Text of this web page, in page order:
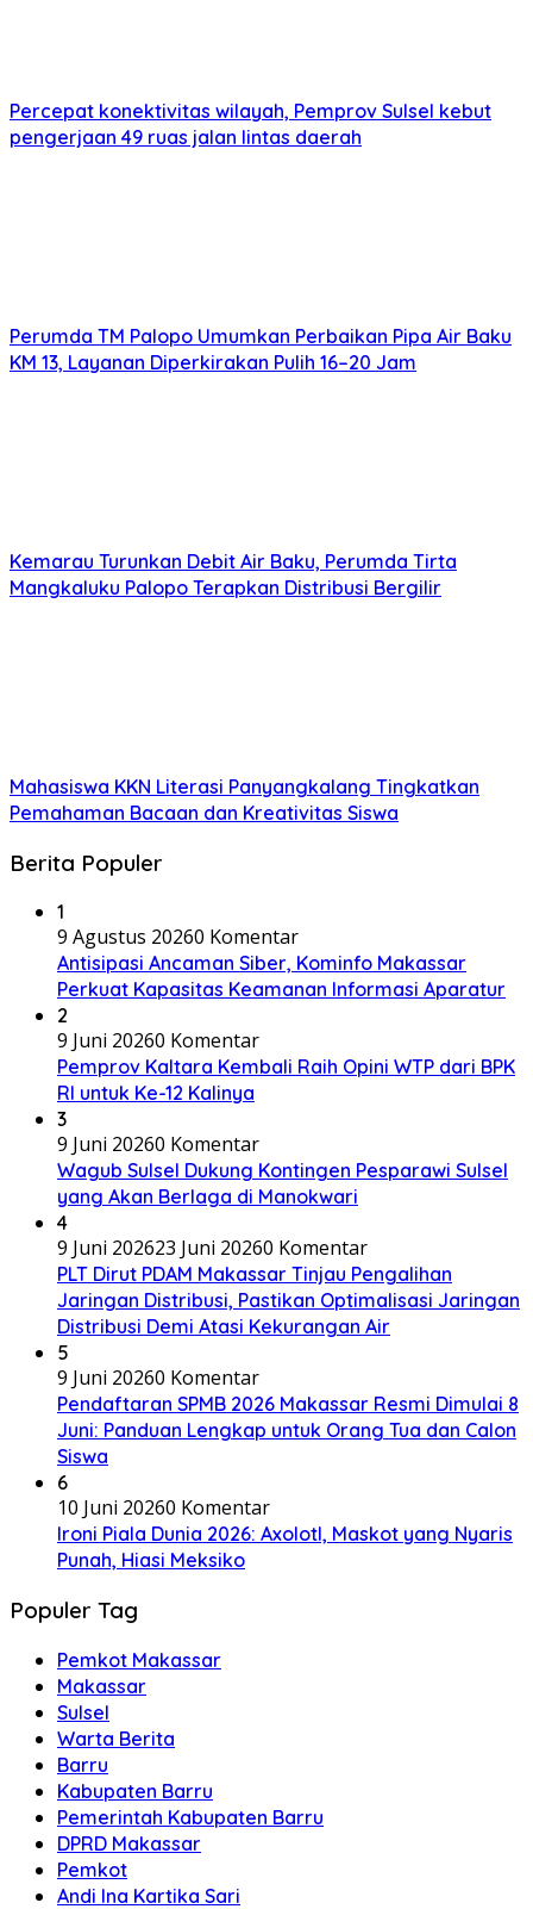
Percepat konektivitas wilayah, Pemprov Sulsel kebut
pengerjaan 49 ruas jalan lintas daerah
Perumda TM Palopo Umumkan Perbaikan Pipa Air Baku
KM 13, Layanan Diperkirakan Pulih 16–20 Jam
Kemarau Turunkan Debit Air Baku, Perumda Tirta
Mangkaluku Palopo Terapkan Distribusi Bergilir
Mahasiswa KKN Literasi Panyangkalang Tingkatkan
Pemahaman Bacaan dan Kreativitas Siswa
Berita Populer
1
9 Agustus 20260 Komentar
Antisipasi Ancaman Siber, Kominfo Makassar
Perkuat Kapasitas Keamanan Informasi Aparatur
2
9 Juni 20260 Komentar
Pemprov Kaltara Kembali Raih Opini WTP dari BPK
RI untuk Ke-12 Kalinya
3
9 Juni 20260 Komentar
Wagub Sulsel Dukung Kontingen Pesparawi Sulsel
yang Akan Berlaga di Manokwari
4
9 Juni 202623 Juni 20260 Komentar
PLT Dirut PDAM Makassar Tinjau Pengalihan
Jaringan Distribusi, Pastikan Optimalisasi Jaringan
Distribusi Demi Atasi Kekurangan Air
5
9 Juni 20260 Komentar
Pendaftaran SPMB 2026 Makassar Resmi Dimulai 8
Juni: Panduan Lengkap untuk Orang Tua dan Calon
Siswa
6
10 Juni 20260 Komentar
Ironi Piala Dunia 2026: Axolotl, Maskot yang Nyaris
Punah, Hiasi Meksiko
Populer Tag
Pemkot Makassar
Makassar
Sulsel
Warta Berita
Barru
Kabupaten Barru
Pemerintah Kabupaten Barru
DPRD Makassar
Pemkot
Andi Ina Kartika Sari